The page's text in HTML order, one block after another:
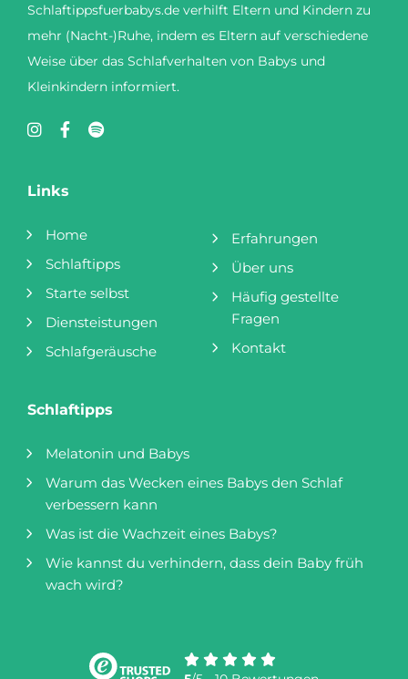
Schlaftippsfuerbabys.de verhilft Eltern und Kindern zu
mehr (Nacht-)Ruhe, indem es Eltern auf verschiedene
Weise über das Schlafverhalten von Babys und
Kleinkindern informiert.
Links
Home
Schlaftipps
Starte selbst
Diensteistungen
Schlafgeräusche
Erfahrungen
Über uns
Fragen
Kontakt
Schlaftipps
Melatonin und Babys
Warum das Wecken eines Babys den Schlaf
verbessern kann
Was ist die Wachzeit eines Babys?
Wie kannst du verhindern, dass dein Baby früh
wach wird?